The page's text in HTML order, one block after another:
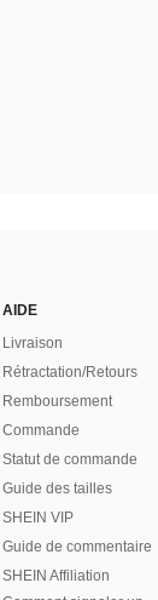
AIDE
Livraison
Rétractation/Retours
Remboursement
Commande
Statut de commande
Guide des tailles
SHEIN VIP
Guide de commentaire
SHEIN Affiliation